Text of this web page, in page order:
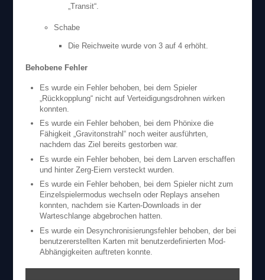
„Transit“.
Schabe
Die Reichweite wurde von 3 auf 4 erhöht.
Behobene Fehler
Es wurde ein Fehler behoben, bei dem Spieler
„Rückkopplung“ nicht auf Verteidigungsdrohnen wirken
konnten.
Es wurde ein Fehler behoben, bei dem Phönixe die
Fähigkeit „Gravitonstrahl“ noch weiter ausführten,
nachdem das Ziel bereits gestorben war.
Es wurde ein Fehler behoben, bei dem Larven erschaffen
und hinter Zerg-Eiern versteckt wurden.
Es wurde ein Fehler behoben, bei dem Spieler nicht zum
Einzelspielermodus wechseln oder Replays ansehen
konnten, nachdem sie Karten-Downloads in der
Warteschlange abgebrochen hatten.
Es wurde ein Desynchronisierungsfehler behoben, der bei
benutzererstellten Karten mit benutzerdefinierten Mod-
Abhängigkeiten auftreten konnte.